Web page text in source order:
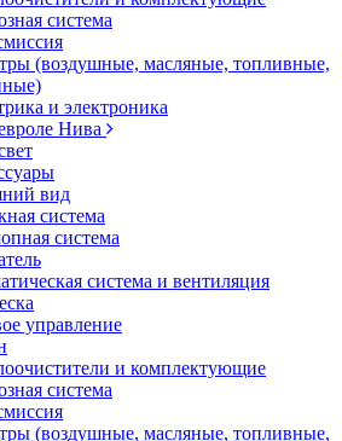
система
(воздушные, масляные, топливные,
и электроника
Нива
вид
система
система
система и вентиляция
управление
и комплектующие
система
(воздушные, масляные, топливные,